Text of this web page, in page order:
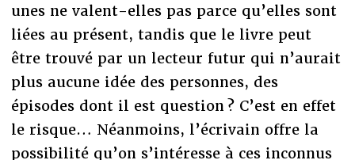
unes ne valent-elles pas parce qu’elles sont
liées au présent, tandis que le livre peut
être trouvé par un lecteur futur qui n’aurait
plus aucune idée des personnes, des
épisodes dont il est question ? C’est en effet
le risque… Néanmoins, l’écrivain offre la
possibilité qu’on s’intéresse à ces inconnus